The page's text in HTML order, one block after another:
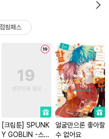
점핑패스
[크림툰] SPUNK
Y GOBLIN -스펑
얼굴만으론 좋아할
수 없어요